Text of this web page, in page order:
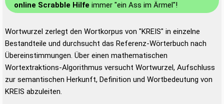
online Scrabble Hilfe immer "ein Ass im Ärmel"!
Wortwurzel zerlegt den Wortkorpus von "KREIS" in einzelne
Bestandteile und durchsucht das Referenz-Wörterbuch nach
Übereinstimmungen. Über einen mathematischen
Wortextraktions-Algorithmus versucht Wortwurzel, Aufschluss
zur semantischen Herkunft, Definition und Wortbedeutung von
KREIS abzuleiten.